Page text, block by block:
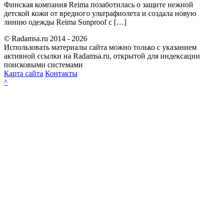
Финская компания Reima позаботилась о защите нежной
детской кожи от вредного ультрафиолета и создала новую
линию одежды Reima Sunproof с […]
© Radamsa.ru 2014 - 2026
Использовать материалы сайта можно только с указанием
активной ссылки на Radamsa.ru, открытой для индексации
поисковыми системами
Карта сайта Контакты
^